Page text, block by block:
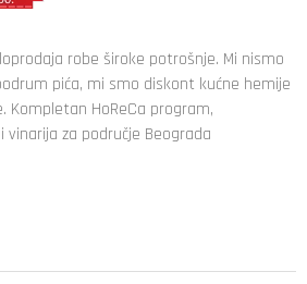
robe široke potrošnje. Mi nismo
pića, mi smo diskont kućne hemije
Kompletan HoReCa program,
vinarija za područje Beograda